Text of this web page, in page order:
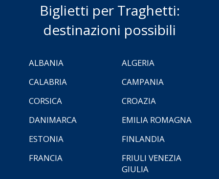
Biglietti per Traghetti:
destinazioni possibili
ALBANIA
ALGERIA
CALABRIA
CAMPANIA
CORSICA
CROAZIA
DANIMARCA
EMILIA ROMAGNA
ESTONIA
FINLANDIA
FRANCIA
FRIULI VENEZIA
GIULIA